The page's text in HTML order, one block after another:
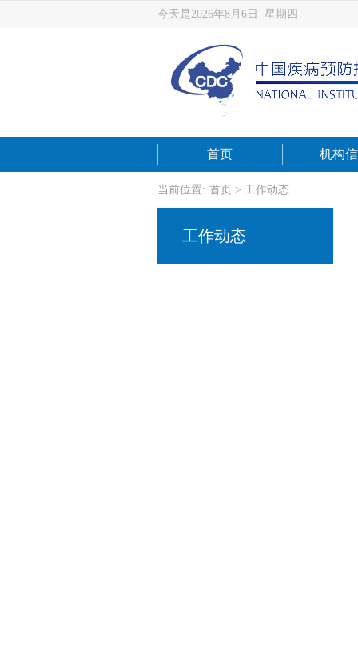
今天是2026年8月6日 星期四
首页 机构
当前位置: 首页 > 工作动态
工作动态